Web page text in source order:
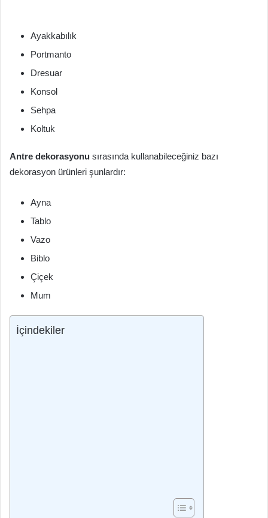
Ayakkabılık
Portmanto
Dresuar
Konsol
Sehpa
Koltuk
Antre dekorasyonu sırasında kullanabileceğiniz bazı
dekorasyon ürünleri şunlardır:
Ayna
Tablo
Vazo
Biblo
Çiçek
Mum
İçindekiler